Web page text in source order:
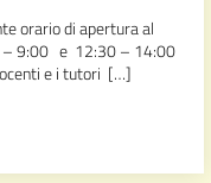
orario di apertura al
– 9:00 e 12:30 – 14:00
e i tutori […]